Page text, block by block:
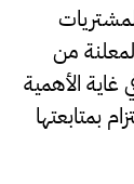
من
غاية الأهمية
بمتابعتها